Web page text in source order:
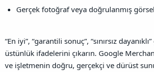
Gerçek fotoğraf veya doğrulanmış görsel
“En iyi”, “garantili sonuç”, “sınırsız
üstünlük ifadelerini çıkarın. Google
ve işletmenin doğru, gerçekçi ve dürüst